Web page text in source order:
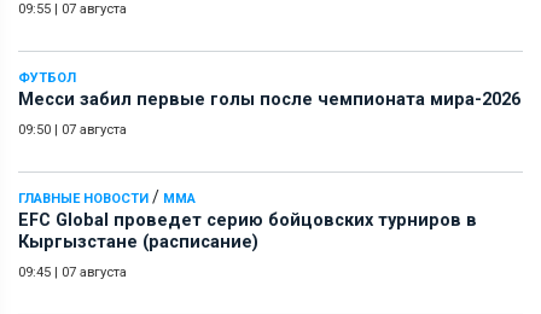
09:55 | 07 августа
ФУТБОЛ
Месси забил первые голы после чемпионата мира-2026
09:50 | 07 августа
ГЛАВНЫЕ НОВОСТИ / ММА
EFC Global проведет серию бойцовских турниров в
Кыргызстане (расписание)
09:45 | 07 августа